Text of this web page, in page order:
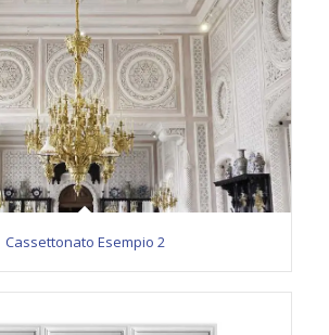
Cassettonato Esempio 2